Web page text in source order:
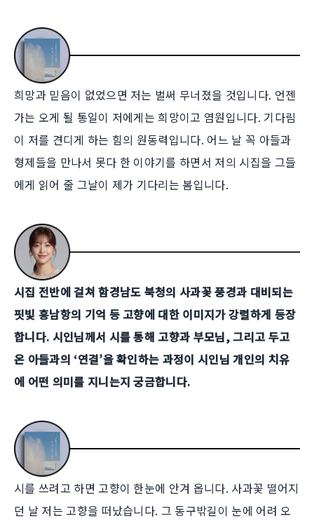
희망과 믿음이 없었으면 저는 벌써 무너졌을 것입니다. 언젠
가는 오게 될 통일이 저에게는 희망이고 염원입니다. 기다림
이 저를 견디게 하는 힘의 원동력입니다. 어느 날 꼭 아들과
형제들을 만나서 못다 한 이야기를 하면서 저의 시집을 그들
에게 읽어 줄 그날이 제가 기다리는 봄입니다.
시집 전반에 걸쳐 함경남도 북청의 사과꽃 풍경과 대비되는
핏빛 흥남항의 기억 등 고향에 대한 이미지가 강렬하게 등장
합니다. 시인님께서 시를 통해 고향과 부모님, 그리고 두고
온 아들과의 ‘연결’을 확인하는 과정이 시인님 개인의 치유
에 어떤 의미를 지니는지 궁금합니다.
시를 쓰려고 하면 고향이 한눈에 안겨 옵니다. 사과꽃 떨어지
던 날 저는 고향을 떠났습니다. 그 동구밖길이 눈에 어려 오